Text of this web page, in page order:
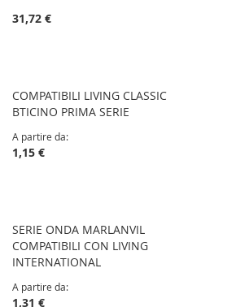
31,72 €
COMPATIBILI LIVING CLASSIC
BTICINO PRIMA SERIE
A partire da
1,15 €
SERIE ONDA MARLANVIL
COMPATIBILI CON LIVING
INTERNATIONAL
A partire da
1,31 €